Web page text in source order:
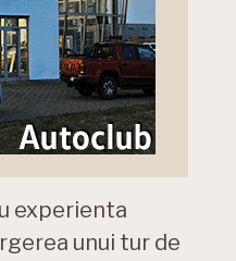
experienta
unui tur de